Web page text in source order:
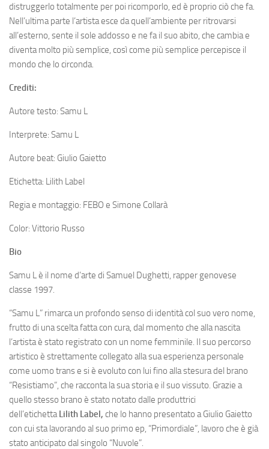
distruggerlo totalmente per poi ricomporlo, ed è proprio ciò che fa.
Nell’ultima parte l’artista esce da quell’ambiente per ritrovarsi
all’esterno, sente il sole addosso e ne fa il suo abito, che cambia e
diventa molto più semplice, così come più semplice percepisce il
mondo che lo circonda.
Crediti:
Autore testo: Samu L
Interprete: Samu L
Autore beat: Giulio Gaietto
Etichetta: Lilith Label
Regia e montaggio: FEBO e Simone Collarà
Color: Vittorio Russo
Bio
Samu L è il nome d’arte di Samuel Dughetti, rapper genovese
classe 1997.
“Samu L” rimarca un profondo senso di identità col suo vero nome,
frutto di una scelta fatta con cura, dal momento che alla nascita
l’artista è stato registrato con un nome femminile. Il suo percorso
artistico è strettamente collegato alla sua esperienza personale
come uomo trans e si è evoluto con lui fino alla stesura del brano
“Resistiamo”, che racconta la sua storia e il suo vissuto. Grazie a
quello stesso brano è stato notato dalle produttrici
dell’etichettaLilith Label, che lo hanno presentato a Giulio Gaietto
con cui sta lavorando al suo primo ep, “Primordiale”, lavoro che è già
stato anticipato dal singolo “Nuvole”.